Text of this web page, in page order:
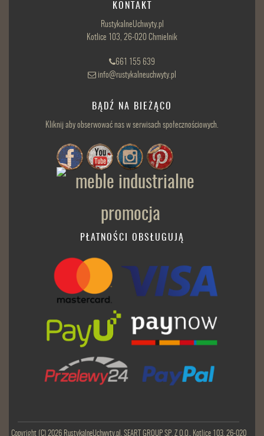
KONTAKT
RustykalneUchwyty.pl
Kotlice 103, 26-020 Chmielnik
661 155 639
info@rustykalneuchwyty.pl
BĄDŹ NA BIEŻĄCO
Kliknij aby obserwować nas w serwisach społecznościowych.
PŁATNOŚCI OBSŁUGUJĄ
Copyright (C) 2026 RustykalneUchwyty.pl, SEART GROUP SP. Z O.O., Kotlice 103, 26-020